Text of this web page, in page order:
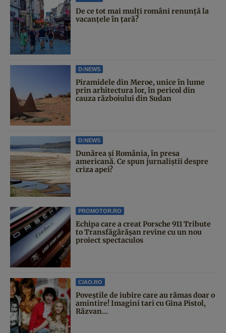
De ce tot mai mulți români renunță la
vacanțele în țară?
D:NEWS
Piramidele din Meroe, unice în lume
prin arhitectura lor, în pericol din
cauza războiului din Sudan
D:NEWS
Dunărea și România, în presa
americană. Ce spun jurnaliștii despre
criza apei?
PROMOTOR.RO
Echipa care a creat Porsche 911 Tribute
to Transfăgărășan revine cu un nou
proiect spectaculos
CIAO.RO
Poveştile de iubire care au rămas doar o
amintire! Imagini tari cu Gina Pistol,
Răzvan...